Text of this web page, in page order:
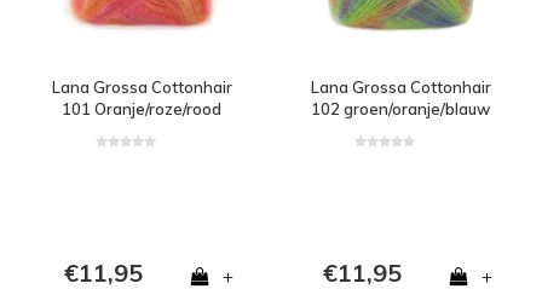
Lana Grossa Cottonhair
101 Oranje/roze/rood
€11,95 +
Lana Grossa Cottonhair
102 groen/oranje/blauw
€11,95 +